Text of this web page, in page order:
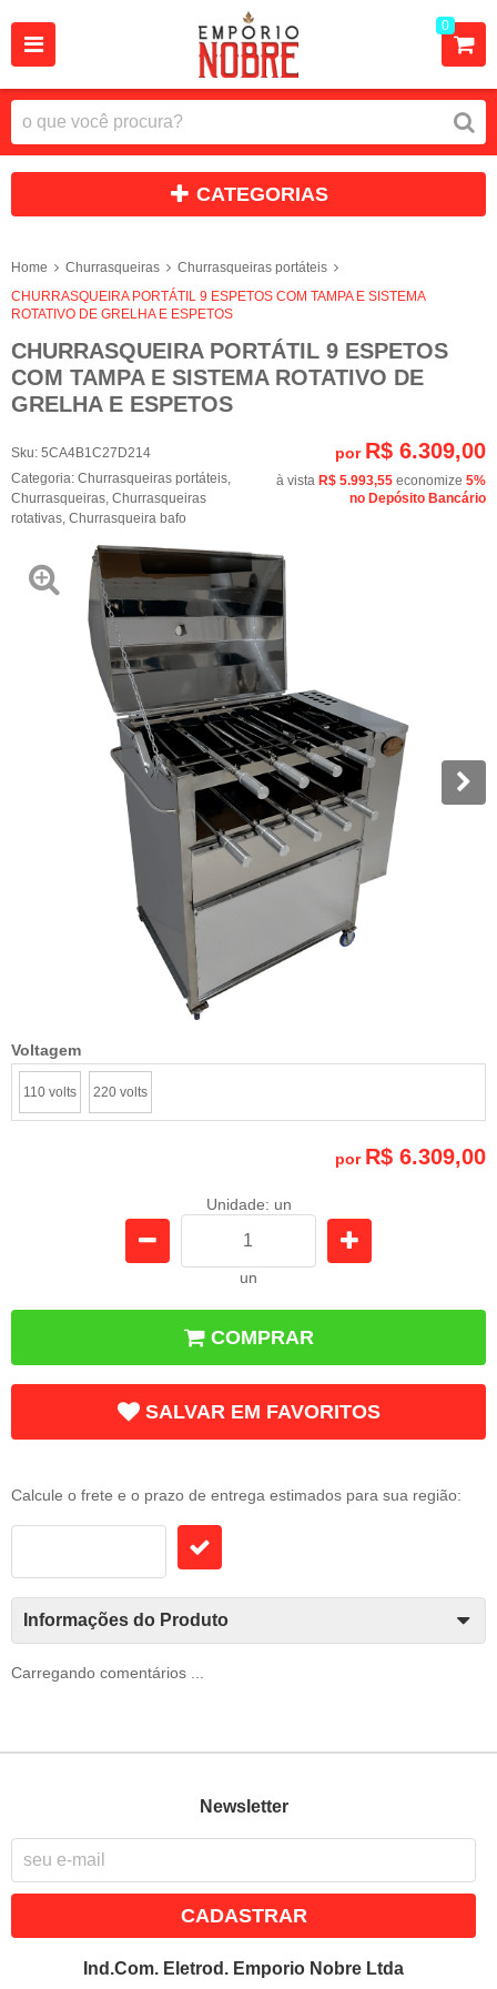
0
CATEGORIAS
Home Churrasqueiras
Churrasqueiras portáteis
CHURRASQUEIRA PORTÁTIL 9 ESPETOS COM TAMPA E SISTEMA
ROTATIVO DE GRELHA E ESPETOS
CHURRASQUEIRA PORTÁTIL 9 ESPETOS
COM TAMPA E SISTEMA ROTATIVO DE
GRELHA E ESPETOS
Sku: 5CA4B1C27D214
Categoria: Churrasqueiras portáteis
Churrasqueiras Churrasqueiras
rotativas Churrasqueira bafo
por R$ 6.309,00
à vista R$ 5.993,55 economize 5%
no Depósito Bancário
Voltagem
110 volts 220 volts
por R$ 6.309,00
Unidade: un
un
COMPRAR
SALVAR EM FAVORITOS
Calcule o frete e o prazo de entrega estimados para sua região:
Informações do Produto
Carregando comentários ...
Newsletter
CADASTRAR
Ind.Com. Eletrod. Emporio Nobre Ltda